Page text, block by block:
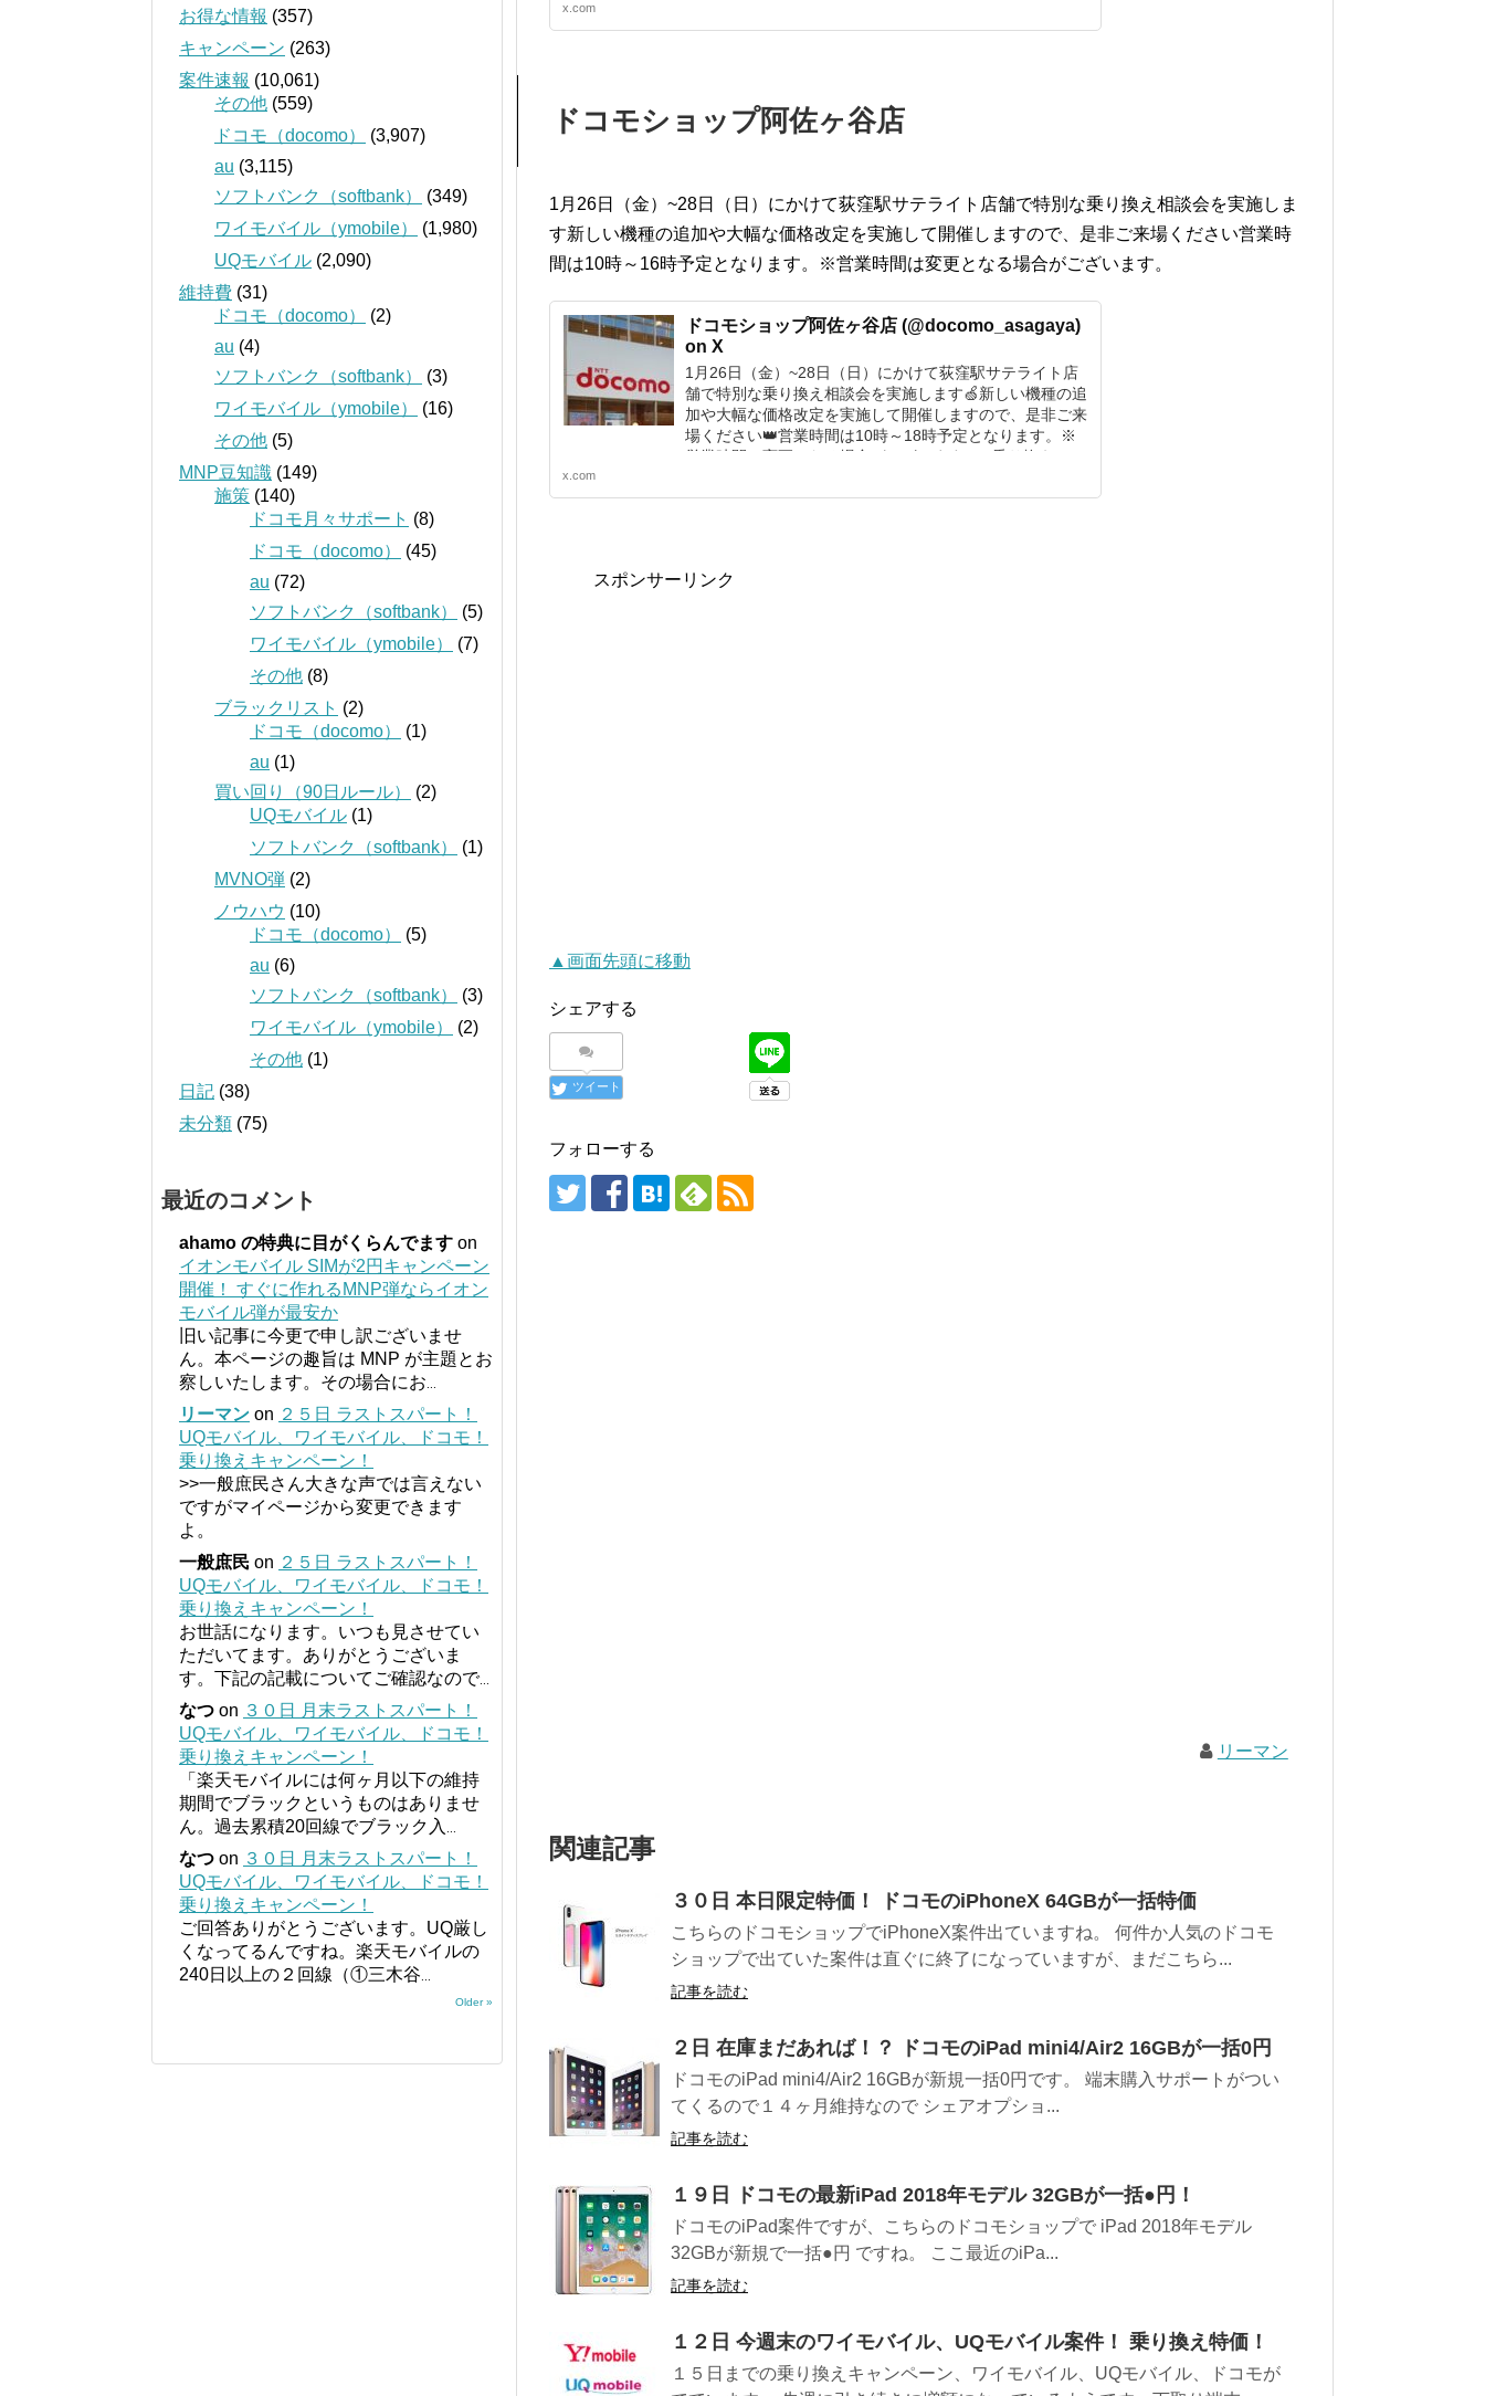
x.com
ドコモショップ阿佐ヶ谷店
1月26日（金）~28日（日）にかけて荻窪駅サテライト店舗で特別な乗り換え相談会を実施しま
す新しい機種の追加や大幅な価格改定を実施して開催しますので、是非ご来場ください営業時
間は10時～16時予定となります。※営業時間は変更となる場合がございます。
ドコモショップ阿佐ヶ谷店 (@docomo_asagaya)
on X
1月26日（金）~28日（日）にかけて荻窪駅サテライト店
舗で特別な乗り換え相談会を実施します🍏新しい機種の追
加や大幅な価格改定を実施して開催しますので、是非ご来
場ください👑営業時間は10時～18時予定となります。※
営業時間は変更となる場合がございます。 #乗り換え
x.com
スポンサーリンク
▲画面先頭に移動
シェアする
ツイート
フォローする
リーマン
関連記事
３０日 本日限定特価！ ドコモのiPhoneX 64GBが一括特価
こちらのドコモショップでiPhoneX案件出ていますね。 何件か人気のドコモ
ショップで出ていた案件は直ぐに終了になっていますが、まだこちら...
記事を読む
２日 在庫まだあれば！？ ドコモのiPad mini4/Air2 16GBが一括0円
ドコモのiPad mini4/Air2 16GBが新規一括0円です。 端末購入サポートがつい
てくるので１４ヶ月維持なので シェアオプショ...
記事を読む
１９日 ドコモの最新iPad 2018年モデル 32GBが一括●円！
ドコモのiPad案件ですが、こちらのドコモショップで iPad 2018年モデル
32GBが新規で一括●円 ですね。 ここ最近のiPa...
記事を読む
１２日 今週末のワイモバイル、UQモバイル案件！ 乗り換え特価！
１５日までの乗り換えキャンペーン、ワイモバイル、UQモバイル、ドコモが
お得な情報 (357)
キャンペーン (263)
案件速報 (10,061)
その他 (559)
ドコモ（docomo）
(3,907)
au (3,115)
ソフトバンク（softbank）
(349)
ワイモバイル（ymobile）
(1,980)
UQモバイル (2,090)
維持費 (31)
ドコモ（docomo）
(2)
au (4)
ソフトバンク（softbank）
(3)
ワイモバイル（ymobile）
(16)
その他 (5)
MNP豆知識 (149)
施策 (140)
ドコモ月々サポート (8)
ドコモ（docomo）
(45)
au (72)
ソフトバンク（softbank）
(5)
ワイモバイル（ymobile）
(7)
その他 (8)
ブラックリスト (2)
ドコモ（docomo）
(1)
au (1)
買い回り（90日ルール）
(2)
UQモバイル (1)
ソフトバンク（softbank）
(1)
MVNO弾 (2)
ノウハウ (10)
ドコモ（docomo）
(5)
au (6)
ソフトバンク（softbank）
(3)
ワイモバイル（ymobile）
(2)
その他 (1)
日記 (38)
未分類 (75)
最近のコメント
ahamo の特典に目がくらんでます on
イオンモバイル SIMが2円キャンペーン
開催！ すぐに作れるMNP弾ならイオン
モバイル弾が最安か
旧い記事に今更で申し訳ございませ
ん。本ページの趣旨は MNP が主題とお
察しいたします。その場合にお
リーマン on ２５日 ラストスパート！
UQモバイル、ワイモバイル、ドコモ！
乗り換えキャンペーン！
>>一般庶民さん大きな声では言えない
ですがマイページから変更できます
よ。
一般庶民 on ２５日 ラストスパート！
UQモバイル、ワイモバイル、ドコモ！
乗り換えキャンペーン！
お世話になります。いつも見させてい
ただいてます。ありがとうございま
す。下記の記載についてご確認なので...
なつ on ３０日 月末ラストスパート！
UQモバイル、ワイモバイル、ドコモ！
乗り換えキャンペーン！
「楽天モバイルには何ヶ月以下の維持
期間でブラックというものはありませ
ん。過去累積20回線でブラック入
なつ on ３０日 月末ラストスパート！
UQモバイル、ワイモバイル、ドコモ！
乗り換えキャンペーン！
ご回答ありがとうございます。UQ厳し
くなってるんですね。楽天モバイルの
240日以上の２回線（①三木谷
Older »